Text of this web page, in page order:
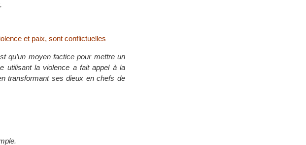
et paix, sont conflictuelles
qu’un moyen factice pour mettre un
utilisant la violence a fait appel à la
transformant ses dieux en chefs de